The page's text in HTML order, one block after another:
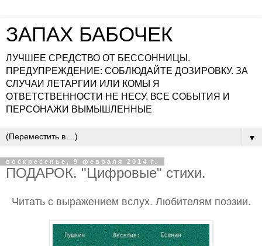
ЗАПАХ БАБОЧЕК
ЛУЧШЕЕ СРЕДСТВО ОТ БЕССОННИЦЫ.
ПРЕДУПРЕЖДЕНИЕ: СОБЛЮДАЙТЕ ДОЗИРОВКУ. ЗА
СЛУЧАИ ЛЕТАРГИИ ИЛИ КОМЫ Я
ОТВЕТСТВЕННОСТИ НЕ НЕСУ. ВСЕ СОБЫТИЯ И
ПЕРСОНАЖИ ВЫМЫШЛЕННЫЕ
▼
воскресенье, 9 февраля 2014 г.
ПОДАРОК. "Цифровые" стихи.
Читать с выражением вслух. Любителям поэзии.